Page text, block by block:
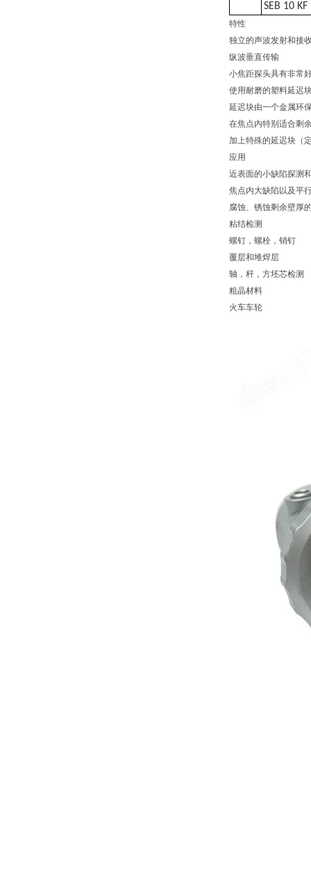
SEB 10 KF
特性
独立的声波发射和接
纵波垂直传输
小焦距探头具有非常
使用耐磨的塑料延迟
延迟块由一个金属环
在焦点内特别适合剩
加上特殊的延迟块（
应用
近表面的小缺陷探测
焦点内大缺陷以及平
腐蚀、锈蚀剩余壁厚
粘结检测
螺钉，螺栓，销钉
覆层和堆焊层
轴，杆，方坯芯检测
粗晶材料
火车车轮